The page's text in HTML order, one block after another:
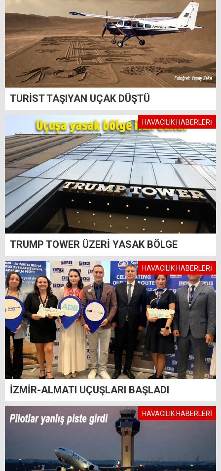
TURİST TAŞIYAN UÇAK DÜŞTÜ
HAVACILIK HABERLERİ
TRUMP TOWER ÜZERİ YASAK BÖLGE
HAVACILIK HABERLERİ
İZMİR-ALMATI UÇUŞLARI BAŞLADI
HAVACILIK HABERLERİ